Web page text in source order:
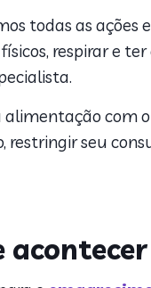
todas as ações
respirar e
com
seu